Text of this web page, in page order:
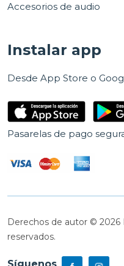
Accesorios de audio
Instalar app
Desde App Store o
Pasarelas de pago
Derechos de autor © 2026
reservados.